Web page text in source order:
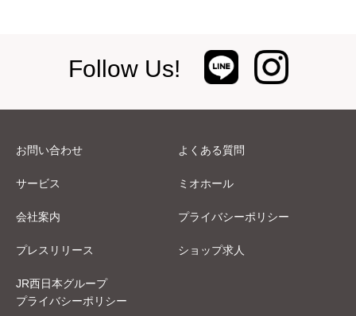
Follow Us!
お問い合わせ よくある質問
サービス ミオホール
会社案内 プライバシーポリシー
プレスリリース ショップ求人
JR西日本グループ
プライバシーポリシー